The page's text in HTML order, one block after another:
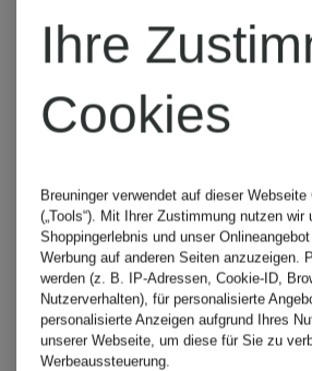
Braune
POLO
LAUREN
Pullover
Ihre
Cookies
Breuninger verwendet auf dieser
(„Tools“). Mit Ihrer Zustimmung nutzen
Shoppingerlebnis und unser
Werbung auf anderen Seiten anzuzeigen.
werden (z. B. IP-Adressen, Cookie-ID,
Nutzerverhalten), für personalisierte
personalisierte Anzeigen aufgrund Ihres
unserer Webseite, um diese für Sie zu
Werbeaussteuerung.